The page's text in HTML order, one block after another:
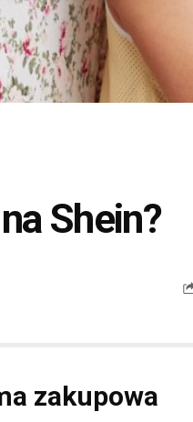
Shein?
zakupowa